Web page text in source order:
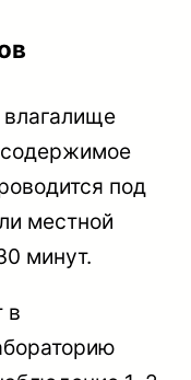
содержимое
под
местной
минут.
в